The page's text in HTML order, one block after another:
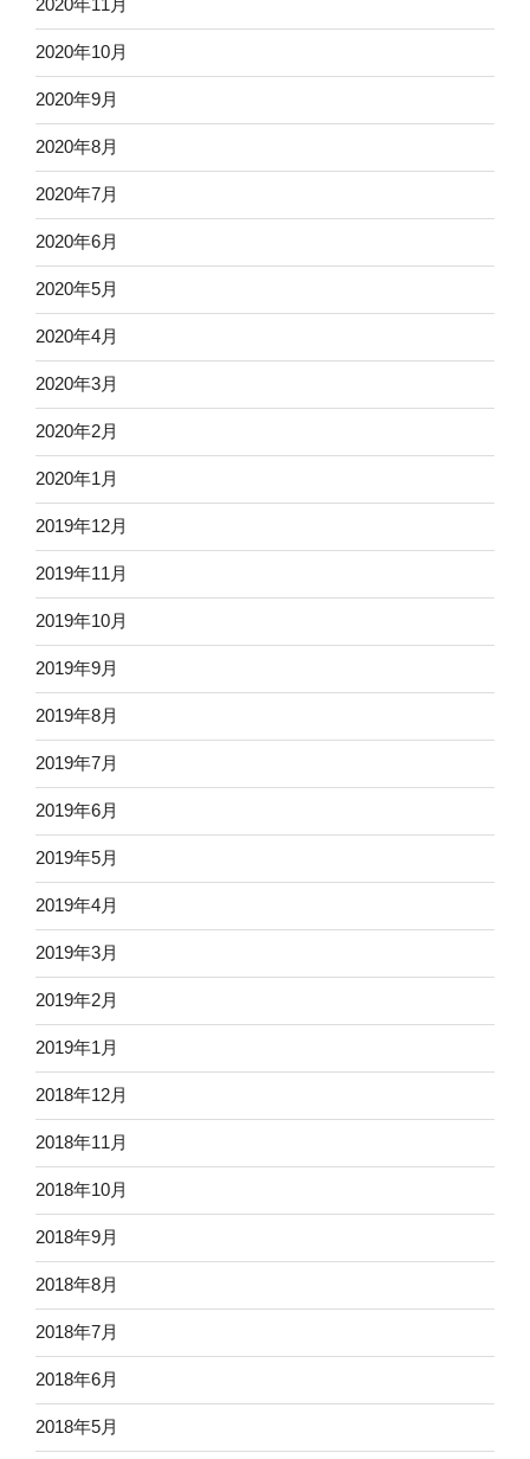
2020年11月
2020年10月
2020年9月
2020年8月
2020年7月
2020年6月
2020年5月
2020年4月
2020年3月
2020年2月
2020年1月
2019年12月
2019年11月
2019年10月
2019年9月
2019年8月
2019年7月
2019年6月
2019年5月
2019年4月
2019年3月
2019年2月
2019年1月
2018年12月
2018年11月
2018年10月
2018年9月
2018年8月
2018年7月
2018年6月
2018年5月